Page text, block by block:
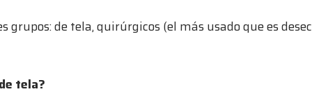
grupos: de tela, quirúrgicos (el más usado que es
tela?